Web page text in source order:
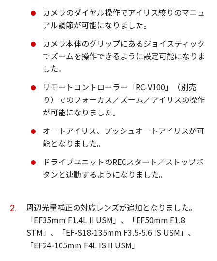
カメラのダイヤル操作でアイリス絞りのマニュ
アル調節が可能になりました。
カメラ本体のグリップにあるジョイスティック
でズームを操作できるように設定可能になりま
した。
リモートコントローラー「RC-V100」（別売
り）でのフォーカス／ズーム／アイリスの操作
が可能になりました。
オートアイリス、プッシュオートアイリスが可
能となりました。
ドライブユニットのRECスタート／ストップボ
タンと連動するようになりました。
周辺光量補正の対応レンズが追加となりました。
「EF35mm F1.4L II USM」、「EF50mm F1.8
STM」、「EF-S18-135mm F3.5-5.6 IS USM」、
「EF24-105mm F4L IS II USM」